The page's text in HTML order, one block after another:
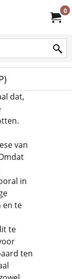
0
dat,
van
in
en te
te
ten